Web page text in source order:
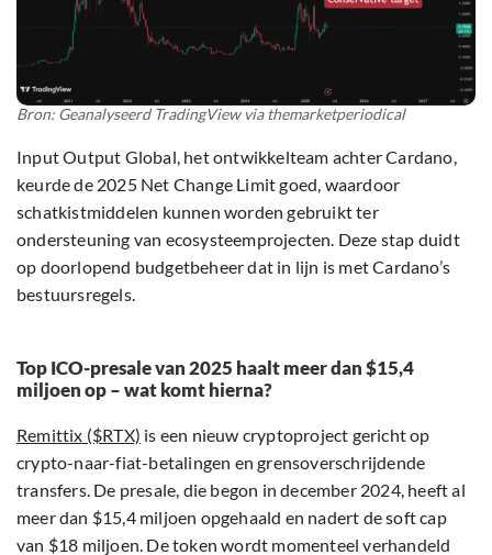
Bron: Geanalyseerd TradingView via themarketperiodical
Input Output Global, het ontwikkelteam achter Cardano,
keurde de 2025 Net Change Limit goed, waardoor
schatkistmiddelen kunnen worden gebruikt ter
ondersteuning van ecosysteemprojecten. Deze stap duidt
op doorlopend budgetbeheer dat in lijn is met Cardano’s
bestuursregels.
Top ICO-presale van 2025 haalt meer dan $15,4
miljoen op – wat komt hierna?
Remittix ($RTX) is een nieuw cryptoproject gericht op
crypto-naar-fiat-betalingen en grensoverschrijdende
transfers. De presale, die begon in december 2024, heeft al
meer dan $15,4 miljoen opgehaald en nadert de soft cap
van $18 miljoen. De token wordt momenteel verhandeld